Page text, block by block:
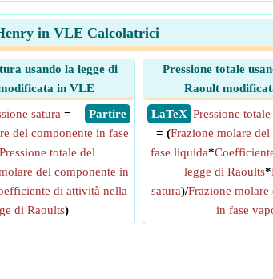
in VLE Calcolatrici
usando la legge di
in VLE
​ Partire
satura =
del componente in fase
Pressione totale del
del componente in
di attività nella
di Raoults)
Pressione totale
Raoult
​ LaTeX Pressione
= (Frazione molare
fase liquida*
legge di Raoults*
satura)/Frazione molare
in fase